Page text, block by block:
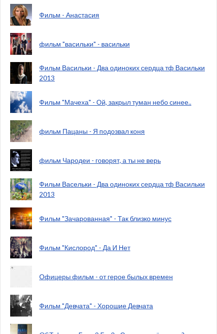
Фильм - Анастасия
фильм "васильки" - васильки
Фильм Васильки - Два одиноких сердца тф Васильки
2013
Фильм "Мачеха" - Ой, закрыл туман небо синее..
фильм Пацаны - Я подозвал коня
фильм Чародеи - говорят, а ты не верь
Фильм Васельки - Два одиноких сердца тф Васильки
2013
Фильм "Зачарованная" - Так близко минус
Фильм "Кислород" - Да И Нет
Офицеры фильм - от герое былых времен
Фильм "Девчата" - Хорошие Девчата